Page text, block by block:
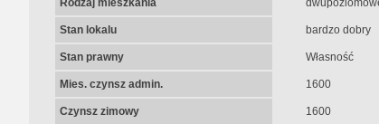
Rodzaj mieszkania
Stan lokalu bardzo dobry
Stan prawny Własność
Mies. czynsz admin. 1600
Czynsz zimowy 1600